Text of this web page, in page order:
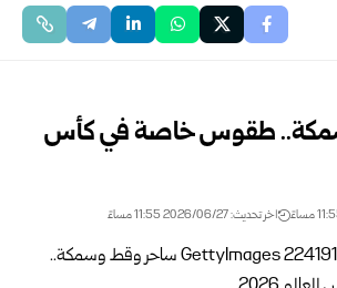
طقوس خاصة في كأس
اخر تحديث: 2026/06/27 11:55 مساءً